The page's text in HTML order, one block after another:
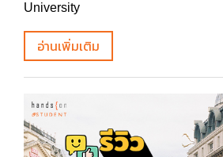
University
อ่านเพิ่มเติม